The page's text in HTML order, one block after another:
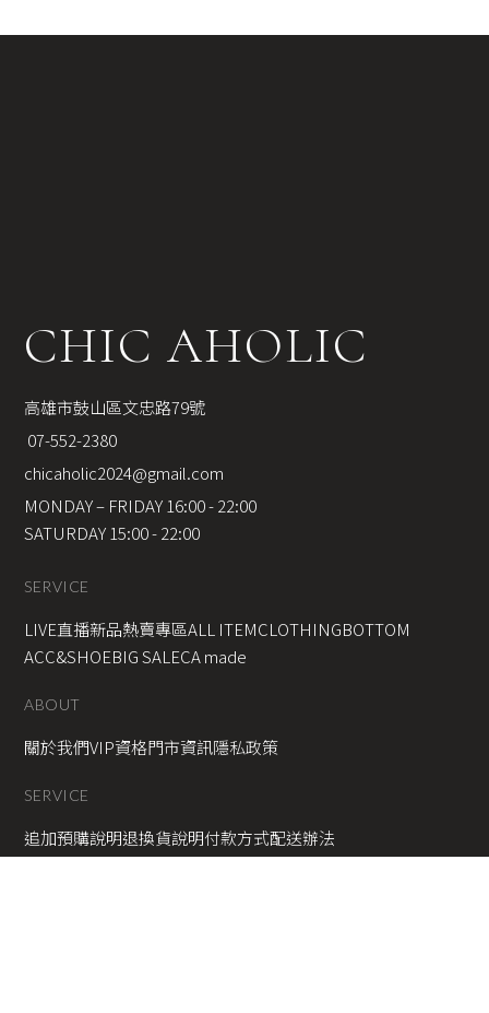
CHIC AHOLIC
高雄市鼓山區文忠路79號
07-552-2380
chicaholic2024@gmail.com
MONDAY – FRIDAY 16:00 - 22:00
SATURDAY 15:00 - 22:00
SERVICE
LIVE直播新品熱賣專區ALL ITEMCLOTHINGBOTTOM
ACC&SHOEBIG SALECA made
ABOUT
關於我們VIP資格門市資訊隱私政策
SERVICE
追加預購說明退換貨說明付款方式配送辦法